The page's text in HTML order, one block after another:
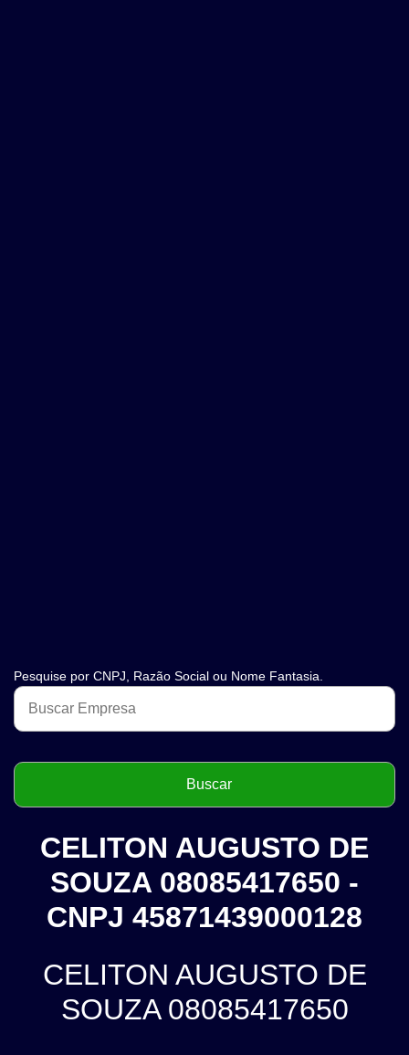
Pesquise por CNPJ, Razão Social ou Nome Fantasia.
CELITON AUGUSTO DE
SOUZA 08085417650 -
CNPJ 45871439000128
CELITON AUGUSTO DE
SOUZA 08085417650